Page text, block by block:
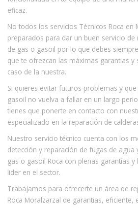
eficaz.
No todos los servicios Técnicos Roca en
preparados para dar un buen servicio de
de gas o gasoil por lo que debes
que te ofrezcan las máximas garantias y
caso de la nuestra.
Si quieres evitar futuros problemas y
gasoil no vuelva a fallar en un largo
tienes que ponerte en contacto con
especializado en la reparación de
Nuestro servicio técnico cuenta con los
detección y reparación de fugas de agua
gas o gasoil Roca con plenas garantías
lider en el sector.
Trabajamos para ofrecerte un área de
Roca Moralzarzal de garantias, eficiente,